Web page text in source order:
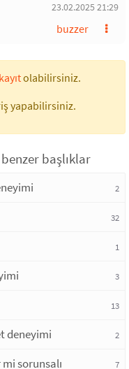
23.02.2025 21:29
buzzer
kayıtolabilirsiniz.
yapabilirsiniz.
başlıklar
2
32
1
3
13
deneyimi 2
sorunsalı 7